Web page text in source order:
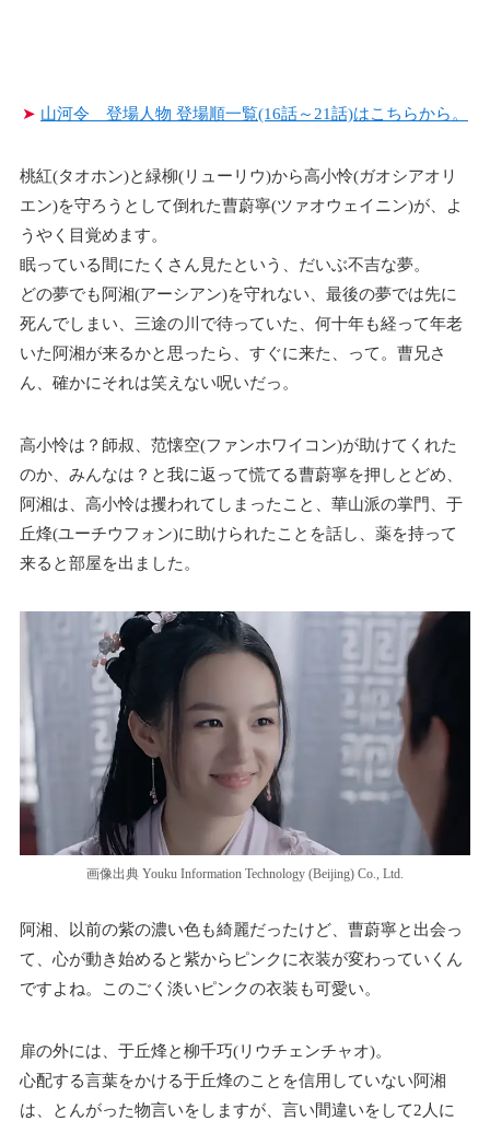
➤ 山河令 登場人物 登場順一覧(16話～21話)はこちらから。
桃紅(タオホン)と緑柳(リューリウ)から高小怜(ガオシアオリ
エン)を守ろうとして倒れた曹蔚寧(ツァオウェイニン)が、よ
うやく目覚めます。
眠っている間にたくさん見たという、だいぶ不吉な夢。
どの夢でも阿湘(アーシアン)を守れない、最後の夢では先に
死んでしまい、三途の川で待っていた、何十年も経って年老
いた阿湘が来るかと思ったら、すぐに来た、って。曹兄さ
ん、確かにそれは笑えない呪いだっ。
高小怜は？師叔、范懐空(ファンホワイコン)が助けてくれた
のか、みんなは？と我に返って慌てる曹蔚寧を押しとどめ、
阿湘は、高小怜は攫われてしまったこと、華山派の掌門、于
丘烽(ユーチウフォン)に助けられたことを話し、薬を持って
来ると部屋を出ました。
画像出典 Youku Information Technology (Beijing) Co., Ltd.
阿湘、以前の紫の濃い色も綺麗だったけど、曹蔚寧と出会っ
て、心が動き始めると紫からピンクに衣装が変わっていくん
ですよね。このごく淡いピンクの衣装も可愛い。
扉の外には、于丘烽と柳千巧(リウチェンチャオ)。
心配する言葉をかける于丘烽のことを信用していない阿湘
は、とんがった物言いをしますが、言い間違いをして2人に